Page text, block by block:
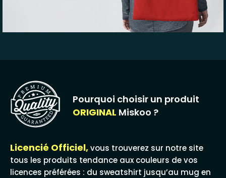
Pourquoi choisir un produit
ORIGINAL Miskoo ?
Licencié Officiel,vous trouverez sur notre site
tous les produits tendance aux couleurs de vos
licences préférées : du sweatshirt jusqu’au mug en